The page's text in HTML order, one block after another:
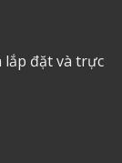
lắp đặt và trực